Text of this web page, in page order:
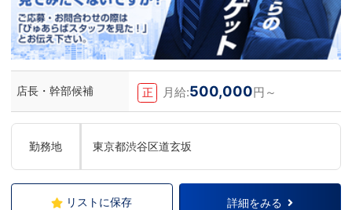
店長・幹部候補 正 月給:500,000円～
勤務地 東京都渋谷区道玄坂
リストに保存 詳細をみる